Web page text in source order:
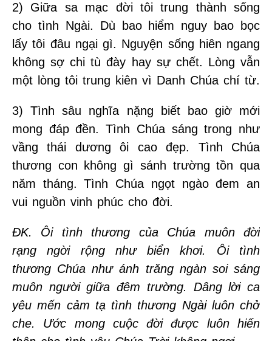
2) Giữa sa mạc đời tôi trung thành sống
cho tình Ngài. Dù bao hiểm nguy bao bọc
lấy tôi đâu ngại gì. Nguyện sống hiên ngang
không sợ chi tù đày hay sự chết. Lòng vẫn
một lòng tôi trung kiên vì Danh Chúa chí từ.
3) Tình sâu nghĩa nặng biết bao giờ mới
mong đáp đền. Tình Chúa sáng trong như
vầng thái dương ôi cao đẹp. Tình Chúa
thương con không gì sánh trường tồn qua
năm tháng. Tình Chúa ngọt ngào đem an
vui nguồn vinh phúc cho đời.
ĐK. Ôi tình thương của Chúa muôn đời
rạng ngời rộng như biển khơi. Ôi tình
thương Chúa như ánh trăng ngàn soi sáng
muôn người giữa đêm trường. Dâng lời ca
yêu mến cảm tạ tình thương Ngài luôn chở
che. Ước mong cuộc đời được luôn hiến